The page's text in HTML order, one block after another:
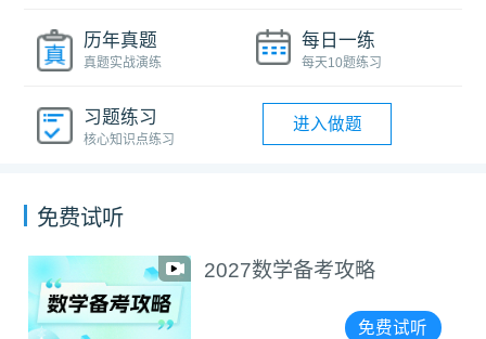
历年真题
真题实战演练
每日一练
每天10题练习
习题练习
核心知识点练习
进入做题
免费试听
2027数学备考攻略
免费试听